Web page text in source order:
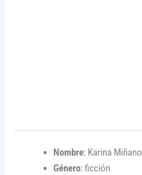
Nombre: Karina Miñano
Género: ficción